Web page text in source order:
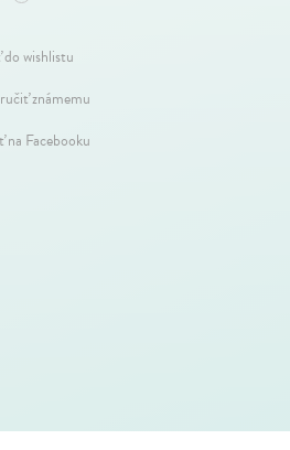
wishlistu
známemu
na Facebooku